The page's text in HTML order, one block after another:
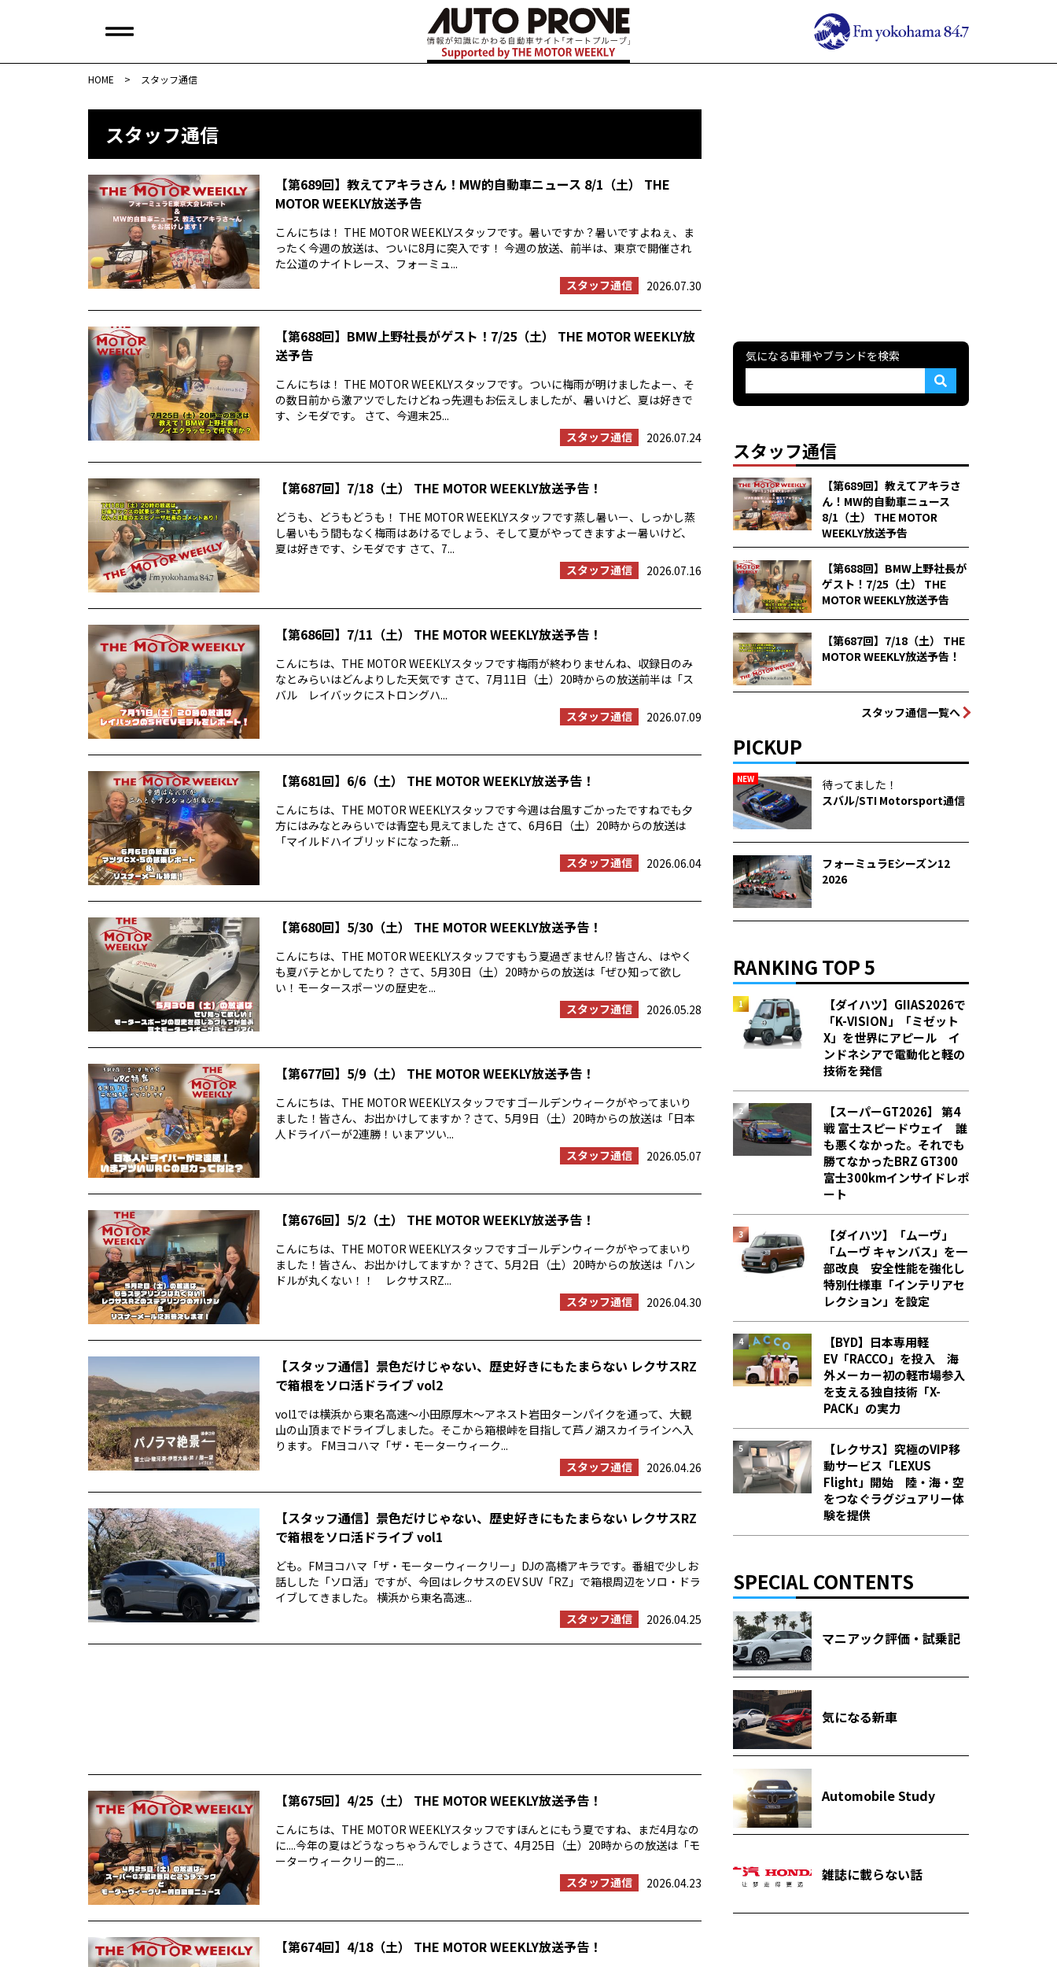
HOME > スタッフ通信
スタッフ通信
【第689回】教えてアキラさん！MW的自動車ニュース 8/1（土） THE
MOTOR WEEKLY放送予告
こんにちは！ THE MOTOR WEEKLYスタッフです。暑いですか？暑いですよねぇ、ま
ったく今週の放送は、ついに8月に突入です！ 今週の放送、前半は、東京で開催され
た公道のナイトレース、フォーミュ...
スタッフ通信
2026.07.30
【第688回】BMW上野社長がゲスト！7/25（土） THE MOTOR WEEKLY放
送予告
こんにちは！ THE MOTOR WEEKLYスタッフです。ついに梅雨が明けましたよー、そ
の数日前から激アツでしたけどねっ先週もお伝えしましたが、暑いけど、夏は好きで
す、シモダです。 さて、今週末25...
スタッフ通信
2026.07.24
【第687回】7/18（土） THE MOTOR WEEKLY放送予告！
どうも、どうもどうも！ THE MOTOR WEEKLYスタッフです蒸し暑いー、しっかし蒸
し暑いもう間もなく梅雨はあけるでしょう、そして夏がやってきますよー暑いけど、
夏は好きです、シモダです さて、7...
スタッフ通信
2026.07.16
【第686回】7/11（土） THE MOTOR WEEKLY放送予告！
こんにちは、THE MOTOR WEEKLYスタッフです梅雨が終わりませんね、収録日のみ
なとみらいはどんよりした天気です さて、7月11日（土）20時からの放送前半は「ス
バル レイバックにストロングハ...
スタッフ通信
2026.07.09
【第681回】6/6（土） THE MOTOR WEEKLY放送予告！
こんにちは、THE MOTOR WEEKLYスタッフです今週は台風すごかったですねでも夕
方にはみなとみらいでは青空も見えてました さて、6月6日（土）20時からの放送は
「マイルドハイブリッドになった新...
スタッフ通信
2026.06.04
【第680回】5/30（土） THE MOTOR WEEKLY放送予告！
こんにちは、THE MOTOR WEEKLYスタッフですもう夏過ぎません!? 皆さん、はやく
も夏バテとかしてたり？ さて、5月30日（土）20時からの放送は「ぜひ知って欲し
い！モータースポーツの歴史を...
スタッフ通信
2026.05.28
【第677回】5/9（土） THE MOTOR WEEKLY放送予告！
こんにちは、THE MOTOR WEEKLYスタッフですゴールデンウィークがやってまいり
ました！皆さん、お出かけしてますか？さて、5月9日（土）20時からの放送は「日本
人ドライバーが2連勝！いまアツい...
スタッフ通信
2026.05.07
【第676回】5/2（土） THE MOTOR WEEKLY放送予告！
こんにちは、THE MOTOR WEEKLYスタッフですゴールデンウィークがやってまいり
ました！皆さん、お出かけしてますか？さて、5月2日（土）20時からの放送は「ハン
ドルが丸くない！！ レクサスRZ...
スタッフ通信
2026.04.30
【スタッフ通信】景色だけじゃない、歴史好きにもたまらない レクサスRZ
で箱根をソロ活ドライブ vol2
vol1では横浜から東名高速〜小田原厚木〜アネスト岩田ターンパイクを通って、大観
山の山頂までドライブしました。そこから箱根峠を目指して芦ノ湖スカイラインへ入
ります。 FMヨコハマ「ザ・モーターウィーク...
スタッフ通信
2026.04.26
【スタッフ通信】景色だけじゃない、歴史好きにもたまらない レクサスRZ
で箱根をソロ活ドライブ vol1
ども。FMヨコハマ「ザ・モーターウィークリー」DJの高橋アキラです。番組で少しお
話しした「ソロ活」ですが、今回はレクサスのEV SUV「RZ」で箱根周辺をソロ・ドラ
イブしてきました。 横浜から東名高速...
スタッフ通信
2026.04.25
【第675回】4/25（土） THE MOTOR WEEKLY放送予告！
こんにちは、THE MOTOR WEEKLYスタッフですほんとにもう夏ですね、まだ4月なの
に....今年の夏はどうなっちゃうんでしょうさて、4月25日（土）20時からの放送は「モ
ーターウィークリー的ニ...
スタッフ通信
2026.04.23
【第674回】4/18（土） THE MOTOR WEEKLY放送予告！
気になる車種やブランドを検索
スタッフ通信
【第689回】教えてアキラさ
ん！MW的自動車ニュース
8/1（土） THE MOTOR
WEEKLY放送予告
【第688回】BMW上野社長が
ゲスト！7/25（土） THE
MOTOR WEEKLY放送予告
【第687回】7/18（土） THE
MOTOR WEEKLY放送予告！
スタッフ通信一覧へ
PICKUP
NEW
待ってました！
スバル/STI Motorsport通信
フォーミュラEシーズン12
2026
RANKING TOP 5
【ダイハツ】GIIAS2026で
「K-VISION」「ミゼット
X」を世界にアピール イ
ンドネシアで電動化と軽の
技術を発信
【スーパーGT2026】 第4
戦 富士スピードウェイ 誰
も悪くなかった。それでも
勝てなかった――BRZ GT300
富士300kmインサイドレポ
ート
【ダイハツ】「ムーヴ」
「ムーヴ キャンバス」を一
部改良 安全性能を強化し
特別仕様車「インテリアセ
レクション」を設定
【BYD】日本専用軽
EV「RACCO」を投入 海
外メーカー初の軽市場参入
を支える独自技術「X-
PACK」の実力
【レクサス】究極のVIP移
動サービス「LEXUS
Flight」開始 陸・海・空
をつなぐラグジュアリー体
験を提供
SPECIAL CONTENTS
マニアック評価・試乗記
気になる新車
Automobile Study
雑誌に載らない話